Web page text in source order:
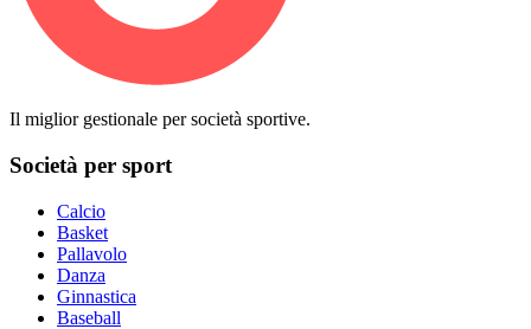
Il miglior gestionale per società sportive.
Società per sport
Calcio
Basket
Pallavolo
Danza
Ginnastica
Baseball